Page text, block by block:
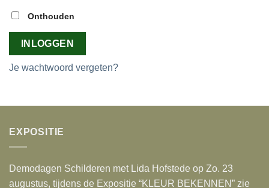
Onthouden
INLOGGEN
Je wachtwoord vergeten?
EXPOSITIE
Demodagen Schilderen met Lida Hofstede op Zo. 23
augustus, tijdens de Expositie “KLEUR BEKENNEN” zie